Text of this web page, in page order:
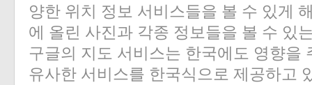
양한 위치 정보 서비스들을 볼 수 있게
에 올린 사진과 각종 정보들을 볼 수 있
구글의 지도 서비스는 한국에도 영향을
유사한 서비스를 한국식으로 제공하고